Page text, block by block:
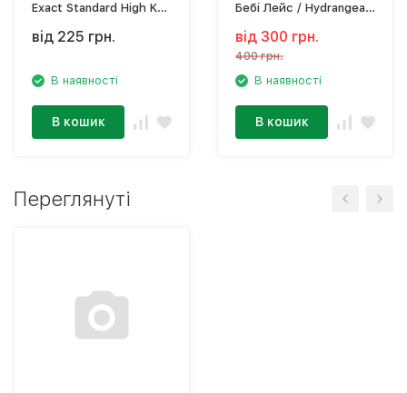
Exact Standard High K
від 225 грн.
В наявності
В кошик
Бебі Лейс / Hydrangea
ЗКС С3
від 300 грн.
400 грн.
В наявності
В кошик
Переглянуті